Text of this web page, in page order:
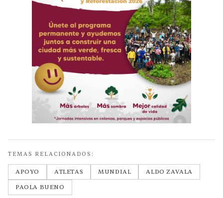
TEMAS RELACIONADOS:
APOYO ATLETAS MUNDIAL
ALDO ZAVALA
PAOLA BUENO